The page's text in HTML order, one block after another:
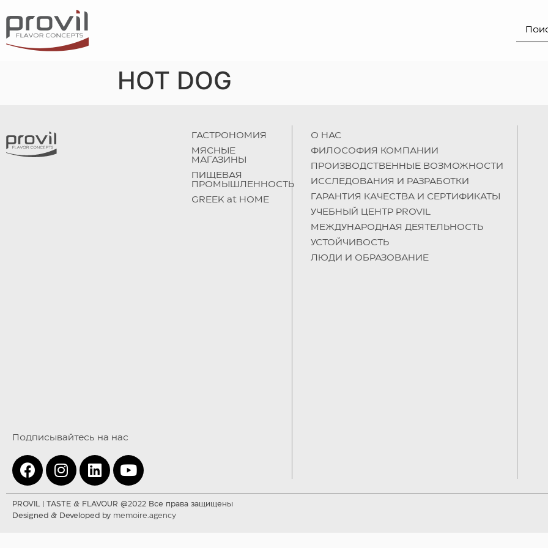
HOT DOG
ГАСТРОНОМИЯ
МЯСНЫЕ
МАГАЗИНЫ
ПИЩЕВАЯ
ПРОМЫШЛЕННОСТЬ
GREEK at HOME
О НAC
ФИЛОСОФИЯ КОМПАНИИ
ПРОИЗВОДСТВЕННЫЕ ВОЗМОЖНОСТИ
ИССЛЕДОВАНИЯ И РАЗРАБОТКИ
ГАРАНТИЯ КАЧЕСТВА И СЕРТИФИКАТЫ
УЧЕБНЫЙ ЦЕНТР PROVIL
МЕЖДУНАРОДНАЯ ДЕЯТЕЛЬНОСТЬ
УСТОЙЧИВОСТЬ
ЛЮДИ И ОБРАЗОВАНИЕ
Подписывайтесь на нас
PROVIL | TASTE & FLAVOUR @2022 Все права защищены
Designed & Developed by memoire.agency